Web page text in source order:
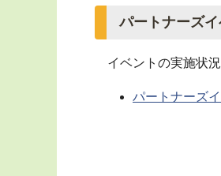
パートナーズ
イベントの実施状
パートナーズ